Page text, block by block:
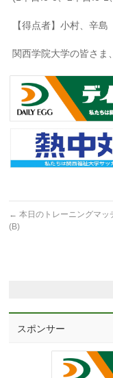
【得点者】小村、辛島
関西学院大学の皆さま
← 本日のトレーニングマッ
(B)
スポンサー